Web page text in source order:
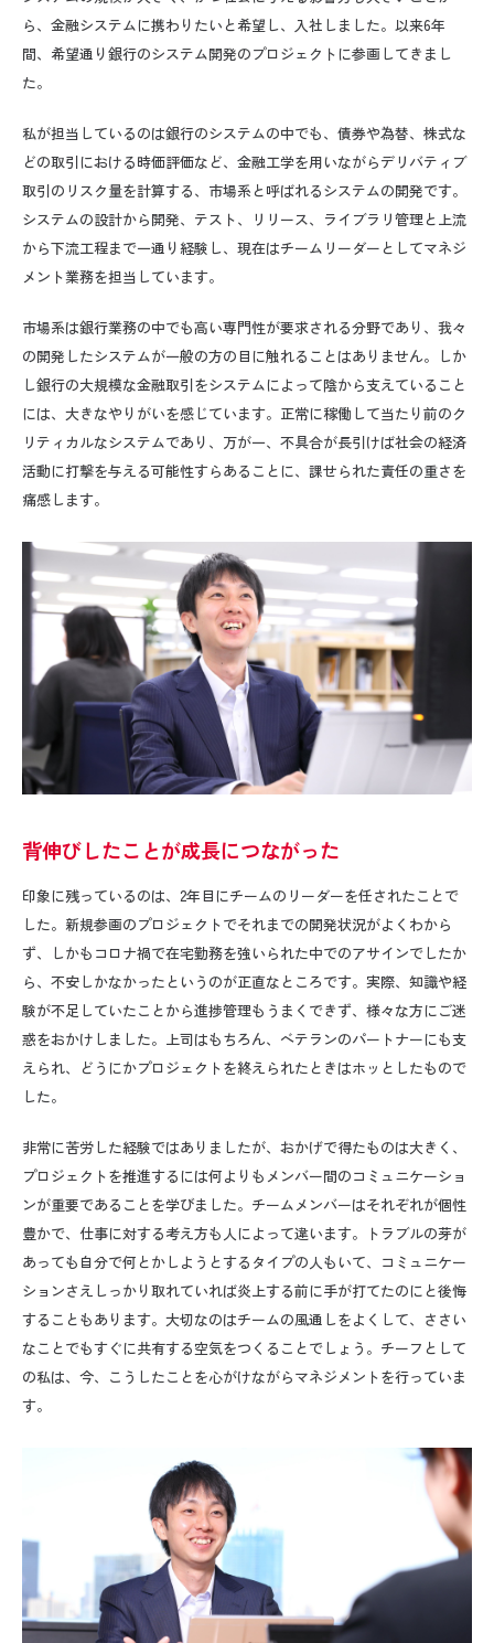
ら、金融システムに携わりたいと希望し、入社しました。以来6年
間、希望通り銀行のシステム開発のプロジェクトに参画してきまし
た。
私が担当しているのは銀行のシステムの中でも、債券や為替、株式な
どの取引における時価評価など、金融工学を用いながらデリバティブ
取引のリスク量を計算する、市場系と呼ばれるシステムの開発です。
システムの設計から開発、テスト、リリース、ライブラリ管理と上流
から下流工程まで一通り経験し、現在はチームリーダーとしてマネジ
メント業務を担当しています。
市場系は銀行業務の中でも高い専門性が要求される分野であり、我々
の開発したシステムが一般の方の目に触れることはありません。しか
し銀行の大規模な金融取引をシステムによって陰から支えていること
には、大きなやりがいを感じています。正常に稼働して当たり前のク
リティカルなシステムであり、万が一、不具合が長引けば社会の経済
活動に打撃を与える可能性すらあることに、課せられた責任の重さを
痛感します。
背伸びしたことが成長につながった
印象に残っているのは、 2年目にチームのリーダーを任されたことで
した。新規参画のプロジェクトでそれまでの開発状況がよくわから
ず、しかもコロナ禍で在宅勤務を強いられた中でのアサインでしたか
ら、不安しかなかったというのが正直なところです。実際、知識や経
験が不足していたことから進捗管理もうまくできず、様々な方にご迷
惑をおかけしました。上司はもちろん、ベテランのパートナーにも支
えられ、どうにかプロジェクトを終えられたときはホッとしたもので
した。
非常に苦労した経験ではありましたが、おかげで得たものは大きく、
プロジェクトを推進するには何よりもメンバー間のコミュニケーショ
ンが重要であることを学びました。チームメンバーはそれぞれが個性
豊かで、仕事に対する考え方も人によって違います。トラブルの芽が
あっても自分で何とかしようとするタイプの人もいて、コミュニケー
ションさえしっかり取れていれば炎上する前に手が打てたのにと後悔
することもあります。大切なのはチームの風通しをよくして、ささい
なことでもすぐに共有する空気をつくることでしょう。チーフとして
の私は、今、こうしたことを心がけながらマネジメントを行っていま
す。